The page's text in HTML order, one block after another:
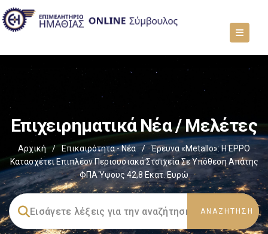
Επιχειρηματικά Νέα / Μελέτες
Αρχική / Επικαιρότητα - Νέα /
Έρευνα «Metallo»: Η EPPO
Κατασχέτει Επιπλέον Περιουσιακά Στοιχεία Σε Υπόθεση Απάτης
ΦΠΑ Ύψους 42,8 Εκατ. Ευρώ